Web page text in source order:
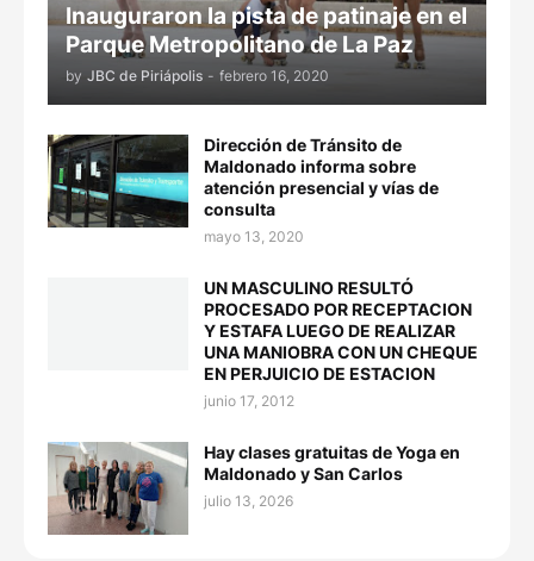
Inauguraron la pista de patinaje en el
Parque Metropolitano de La Paz
by JBC de Piriápolis - febrero 16, 2020
Dirección de Tránsito de
Maldonado informa sobre
atención presencial y vías de
consulta
mayo 13, 2020
UN MASCULINO RESULTÓ
PROCESADO POR RECEPTACION
Y ESTAFA LUEGO DE REALIZAR
UNA MANIOBRA CON UN CHEQUE
EN PERJUICIO DE ESTACION
junio 17, 2012
Hay clases gratuitas de Yoga en
Maldonado y San Carlos
julio 13, 2026